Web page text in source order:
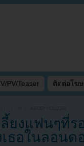
PV/Teaser ติดต่อโฆ
KPOP YOUZAB
ยงแฟนๆที่ร
ธอในลอนด